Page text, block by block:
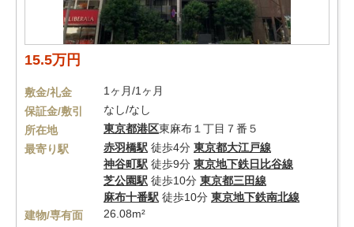
15.5万円
敷金/礼金
1ヶ月/1ヶ月
保証金/敷引
なし/なし
所在地
東京都港区東麻布１丁目７番５
最寄り駅
赤羽橋駅 徒歩4分 東京都大江戸線
神谷町駅 徒歩9分 東京地下鉄日比谷線
芝公園駅 徒歩10分 東京都三田線
麻布十番駅 徒歩10分 東京地下鉄南北線
建物/専有面
26.08m²